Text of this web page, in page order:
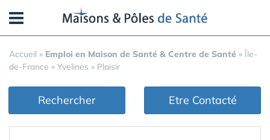
Accueil » Emploi en Maison de Santé & Centre de Santé » Île-
de-France » Yvelines » Plaisir
Rechercher Etre Contacté
Panneau de gestion des cookies